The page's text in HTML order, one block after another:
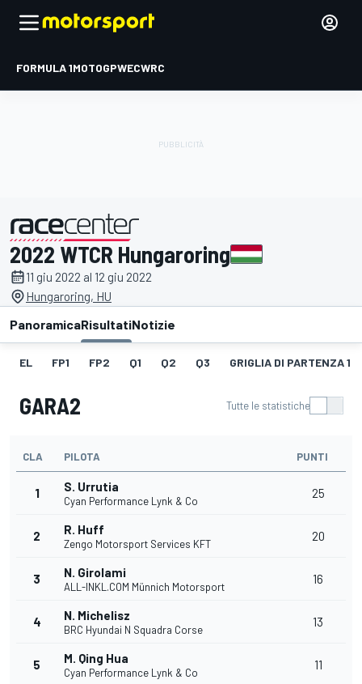
FORMULA 1MOTOGPWECWRC
presentato da
2022 WTCR Hungaroring
11 giu 2022 al 12 giu 2022
Hungaroring, HU
PanoramicaRisultatiNotizie
EL FP1 FP2 Q1 Q2 Q3 GRIGLIA DI PARTENZA 1
GARA2 Tutte le statistiche
CLA PILOTA PUNTI
1 S. Urrutia
Cyan Performance Lynk & Co
25
2 R. Huff
Zengo Motorsport Services KFT
20
3 N. Girolami
ALL-INKL.COM Münnich Motorsport
16
4 N. Michelisz
BRC Hyundai N Squadra Corse
13
5 M. Qing Hua
Cyan Performance Lynk & Co
11